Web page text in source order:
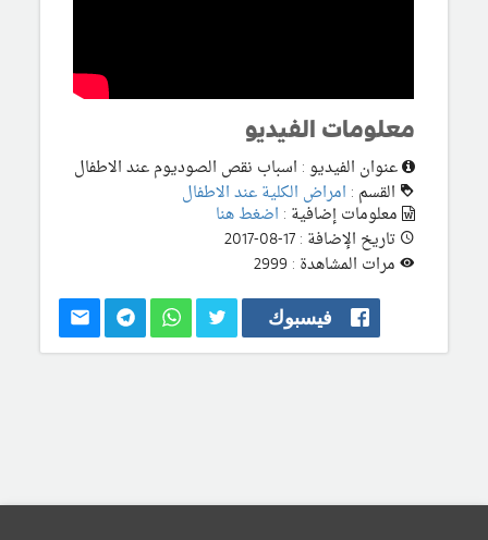
معلومات الفيديو
عنوان الفيديو : اسباب نقص الصوديوم عند الاطفال
القسم : امراض الكلية عند الاطفال
معلومات إضافية : اضغط هنا
تاريخ الإضافة : 17-08-2017
مرات المشاهدة : 2999
فيسبوك